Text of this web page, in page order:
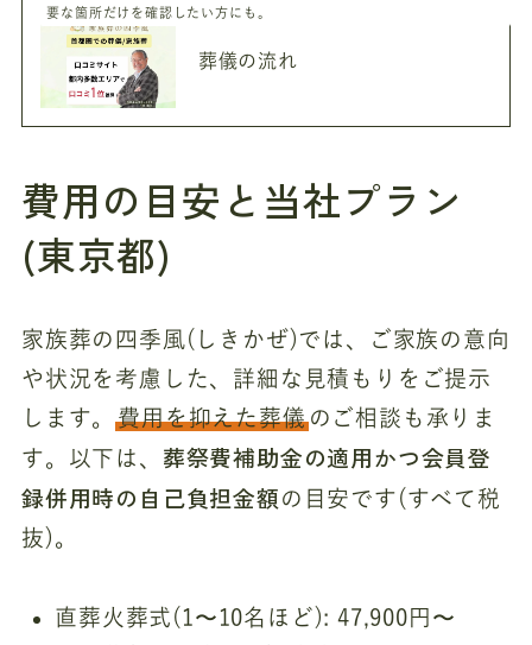
要な箇所だけを確認したい方にも。
葬儀の流れ
費用の目安と当社プラン
(東京都)
家族葬の四季風(しきかぜ)では、ご家族の意向
や状況を考慮した、詳細な見積もりをご提示
します。費用を抑えた葬儀のご相談も承りま
す。以下は、 葬祭費補助金の適用かつ会員登
録併用時の自己負担金額 の目安です(すべて税
抜)。
直葬火葬式(1〜10名ほど): 47,900円〜